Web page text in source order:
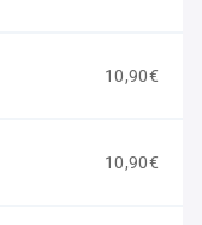
10,90€
10,90€